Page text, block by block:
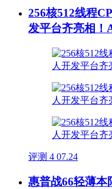
256核512线程
发平台齐亮相
评测 4 07.24
惠普战66轻薄本